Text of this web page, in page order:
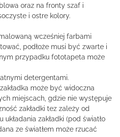
oraz na fronty szaf i
i ostre kolory.
wcześniej farbami
podłoże musi być zwarte i
przypadku fototapeta może
detergentami.
może być widoczna
miejscach, gdzie nie występuje
zakładki tez zależy od
zakładki (pod światło
ze światłem może rzucać